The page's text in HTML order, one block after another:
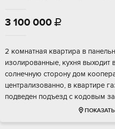
3 100 000 
2 комнатная квартира в
изолированные, кухня
солнечную сторону дом
централизованно, в квартире
подведен подъезд с кодовым